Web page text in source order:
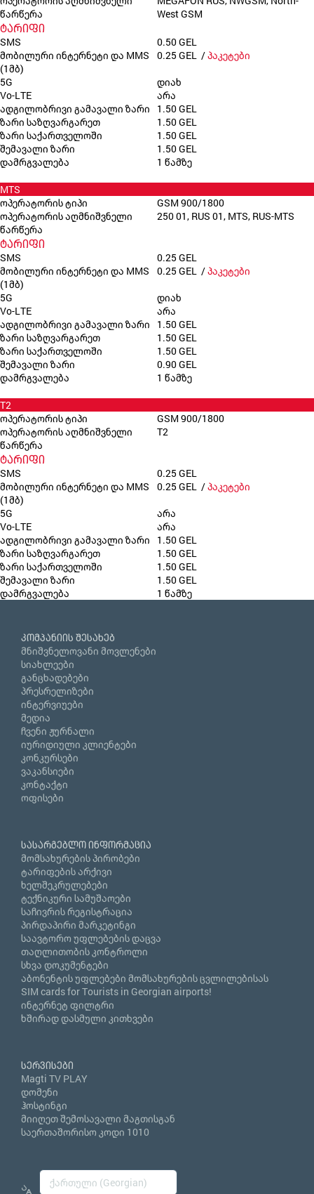
წარწერა
West GSM
ტარიფი
SMS
0.50 GEL
მობილური ინტერნეტი და MMS
(1მბ)
0.25 GEL /პაკეტები
5G
დიახ
Vo-LTE
არა
ადგილობრივი გამავალი ზარი
1.50 GEL
ზარი საზღვარგარეთ
1.50 GEL
ზარი საქართველოში
1.50 GEL
შემავალი ზარი
1.50 GEL
დამრგვალება
1 წამზე
MTS
ოპერატორის ტიპი
GSM 900/1800
ოპერატორის აღმნიშვნელი
წარწერა
250 01, RUS 01, MTS, RUS-MTS
ტარიფი
SMS
0.25 GEL
მობილური ინტერნეტი და MMS
(1მბ)
0.25 GEL /პაკეტები
5G
დიახ
Vo-LTE
არა
ადგილობრივი გამავალი ზარი
1.50 GEL
ზარი საზღვარგარეთ
1.50 GEL
ზარი საქართველოში
1.50 GEL
შემავალი ზარი
0.90 GEL
დამრგვალება
1 წამზე
T2
ოპერატორის ტიპი
GSM 900/1800
ოპერატორის აღმნიშვნელი
წარწერა
T2
ტარიფი
SMS
0.25 GEL
მობილური ინტერნეტი და MMS
(1მბ)
0.25 GEL /პაკეტები
5G
არა
Vo-LTE
არა
ადგილობრივი გამავალი ზარი
1.50 GEL
ზარი საზღვარგარეთ
1.50 GEL
ზარი საქართველოში
1.50 GEL
შემავალი ზარი
1.50 GEL
დამრგვალება
1 წამზე
კომპანიის შესახებ
მნიშვნელოვანი მოვლენები
სიახლეები
განცხადებები
პრესრელიზები
ინტერვიუები
მედია
ჩვენი ჟურნალი
იურიდიული კლიენტები
კონკურსები
ვაკანსიები
კონტაქტი
ოფისები
სასარგებლო ინფორმაცია
მომსახურების პირობები
ტარიფების არქივი
ხელშეკრულებები
ტექნიკური სამუშაოები
საჩივრის რეგისტრაცია
პირდაპირი მარკეტინგი
საავტორო უფლებების დაცვა
თაღლითობის კონტროლი
სხვა დოკუმენტები
აბონენტის უფლებები მომსახურების ცვლილებისას
SIM cards for Tourists in Georgian airports!
ინტერნეტ ფილტრი
ხშირად დასმული კითხვები
სერვისები
Magti TV PLAY
დომენი
ჰოსტინგი
მიიღეთ შემოსავალი მაგთისგან
საერთაშორისო კოდი 1010